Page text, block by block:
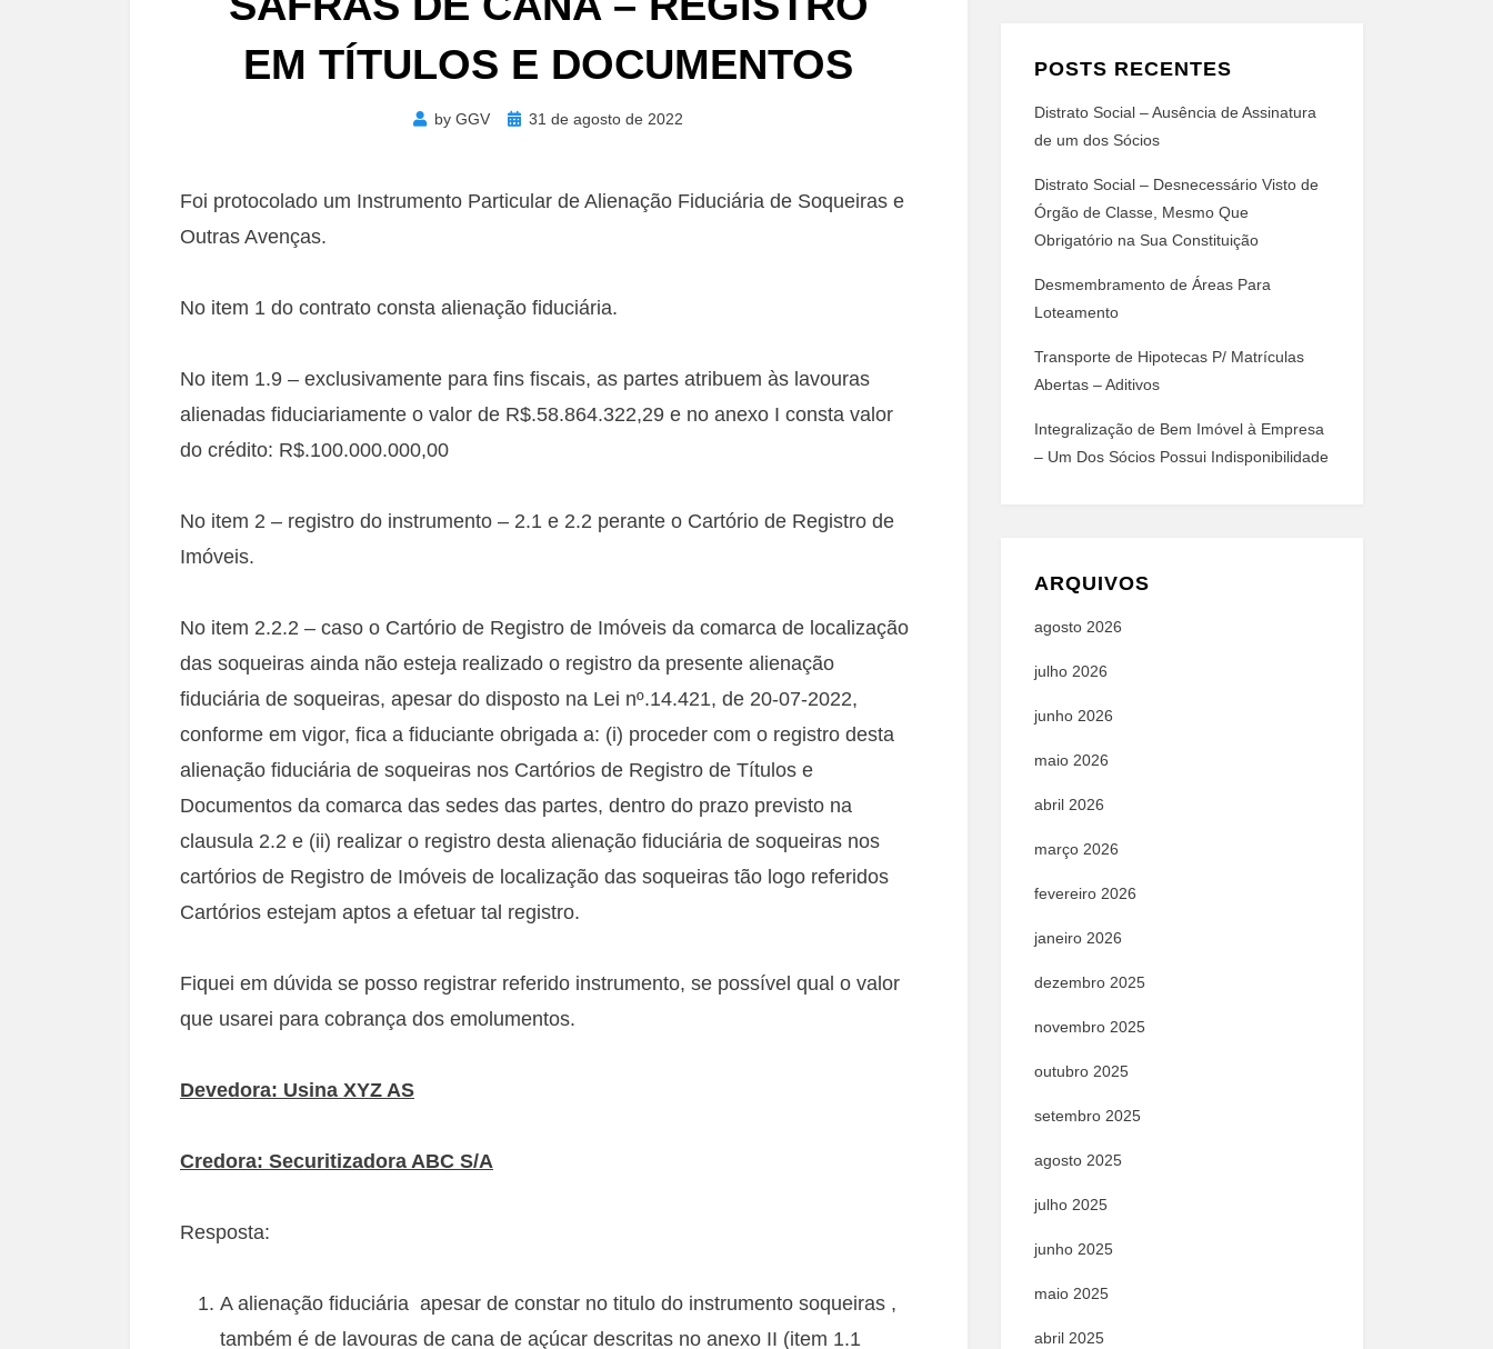
EM TÍTULOS E DOCUMENTOS
byGGV
Posted
31 de agosto de 2022
Foi protocolado um Instrumento Particular de Alienação Fiduciária de Soqueiras e
Outras Avenças.
No item 1 do contrato consta alienação fiduciária.
No item 1.9 – exclusivamente para fins fiscais, as partes atribuem às lavouras
alienadas fiduciariamente o valor de R$.58.864.322,29 e no anexo I consta valor
do crédito: R$.100.000.000,00
No item 2 – registro do instrumento – 2.1 e 2.2 perante o Cartório de Registro de
Imóveis.
No item 2.2.2 – caso o Cartório de Registro de Imóveis da comarca de localização
das soqueiras ainda não esteja realizado o registro da presente alienação
fiduciária de soqueiras, apesar do disposto na Lei nº.14.421, de 20-07-2022,
conforme em vigor, fica a fiduciante obrigada a: (i) proceder com o registro desta
alienação fiduciária de soqueiras nos Cartórios de Registro de Títulos e
Documentos da comarca das sedes das partes, dentro do prazo previsto na
clausula 2.2 e (ii) realizar o registro desta alienação fiduciária de soqueiras nos
cartórios de Registro de Imóveis de localização das soqueiras tão logo referidos
Cartórios estejam aptos a efetuar tal registro.
Fiquei em dúvida se posso registrar referido instrumento, se possível qual o valor
que usarei para cobrança dos emolumentos.
Devedora: Usina XYZ AS
Credora: Securitizadora ABC S/A
Resposta:
A alienação fiduciária apesar de constar no titulo do instrumento soqueiras ,
também é de lavouras de cana de açúcar descritas no anexo II (item 1.1
POSTS RECENTES
Distrato Social – Ausência de Assinatura
de um dos Sócios
Distrato Social – Desnecessário Visto de
Órgão de Classe, Mesmo Que
Obrigatório na Sua Constituição
Desmembramento de Áreas Para
Loteamento
Transporte de Hipotecas P/ Matrículas
Abertas – Aditivos
Integralização de Bem Imóvel à Empresa
– Um Dos Sócios Possui Indisponibilidade
ARQUIVOS
agosto 2026
julho 2026
junho 2026
maio 2026
abril 2026
março 2026
fevereiro 2026
janeiro 2026
dezembro 2025
novembro 2025
outubro 2025
setembro 2025
agosto 2025
julho 2025
junho 2025
maio 2025
abril 2025